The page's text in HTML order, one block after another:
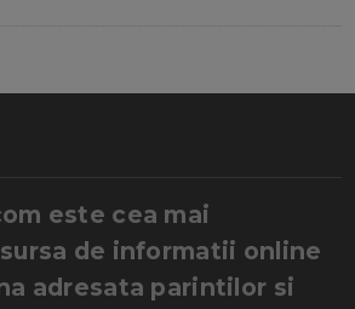
este cea mai
de informatii online
adresata parintilor si